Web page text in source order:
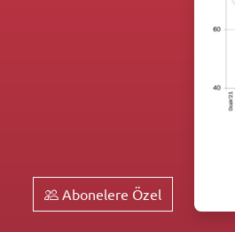
Abonelere Özel